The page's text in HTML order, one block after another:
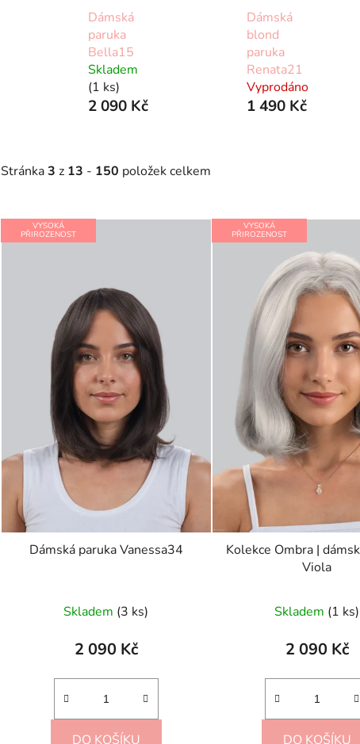
Dámská
paruka
Bella15
Skladem
(1 ks)
2 090 Kč
Dámská
blond
paruka
Renata21
Vyprodáno
1 490 Kč
Stránka3 z 13 - 150 položek celkem
V
ý
ů
VYSOKÁ
PŘIROZENOST
Dámská paruka Vanessa34
Skladem (3 ks)
2 090 Kč
DO KOŠÍKU
VYSOKÁ
PŘIROZENOST
Kolekce Ombra |
Viola
Skladem (1 ks)
2 090 Kč
DO KOŠÍKU